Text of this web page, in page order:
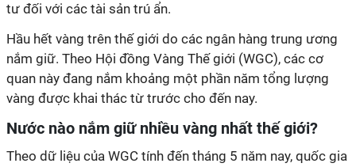
tư đối với các tài sản trú ẩn.
Hầu hết vàng trên thế giới do các ngân hàng trung ương
nắm giữ. Theo Hội đồng Vàng Thế giới (WGC), các cơ
quan này đang nắm khoảng một phần năm tổng lượng
vàng được khai thác từ trước cho đến nay.
Nước nào nắm giữ nhiều vàng nhất thế giới?
Theo dữ liệu của WGC tính đến tháng 5 năm nay, quốc gia